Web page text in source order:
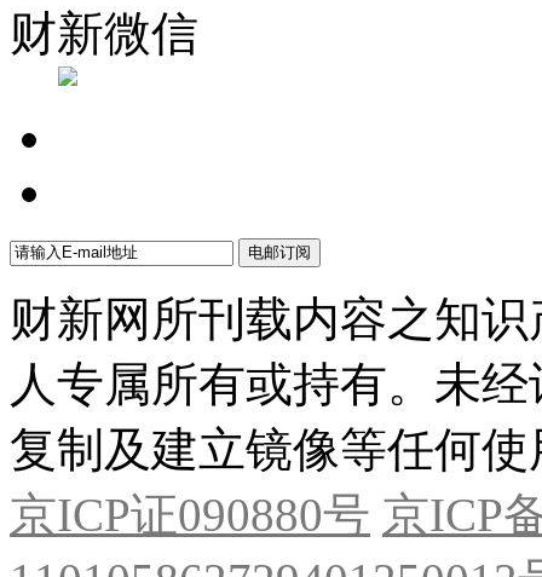
财新微信
财新网所刊载内容之知
人专属所有或持有。未
复制及建立镜像等任何使
京ICP证090880号 京ICP